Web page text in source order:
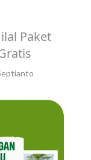
Paket